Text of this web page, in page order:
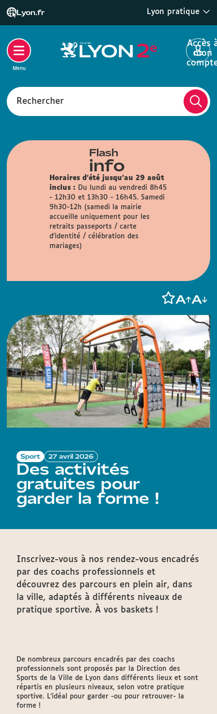
Lyon.fr Lyon pratique
Rechercher
Accès
mon
Menu
Flash
info
Horaires d'été jusqu'au 29 août
inclus :
Du lundi au vendredi 8h45
- 12h30 et 13h30 - 16h45. Samedi
9h30-12h (samedi la mairie
accueille uniquement pour les
retraits passeports / carte
d’identité / célébration des
mariages)
Sport 27 avril 2026
Des activités
gratuites pour
garder la forme !
Inscrivez-vous à nos rendez-vous encadrés
par des coachs professionnels et
découvrez des parcours en plein air, dans
la ville, adaptés à différents niveaux de
pratique sportive. À vos baskets !
De nombreux parcours encadrés par des coachs
professionnels sont proposés par la Direction des
Sports de la Ville de Lyon dans différents lieux et sont
répartis en plusieurs niveaux, selon votre pratique
sportive. L’idéal pour garder -ou pour retrouver- la
forme !